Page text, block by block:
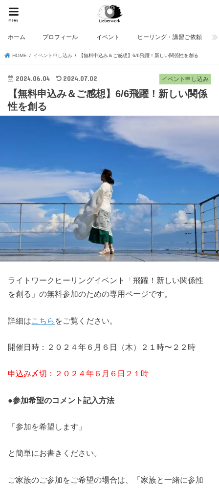
menu
ホーム プロフィール イベント ヒーリング・講習ご依頼
HOME イベント申し込み 【無料申込み＆ご感想】6/6飛躍！新しい関係性を創る
イベント申し込み
2024.06.04 2024.07.02
【無料申込み＆ご感想】6/6飛躍！新しい関係
性を創る
ライトワークヒーリングイベント「飛躍！新しい関係性
を創る」の無料参加のための専用ページです。
詳細はこちら をご覧ください。
開催日時：２０２４年６月６日（木）２１時〜２２時
申込み〆切：２０２４年６月６日２１時
●参加希望のコメント記入方法
「参加を希望します」
と簡単にお書きください。
ご家族のご参加をご希望の場合は、「家族と一緒に参加